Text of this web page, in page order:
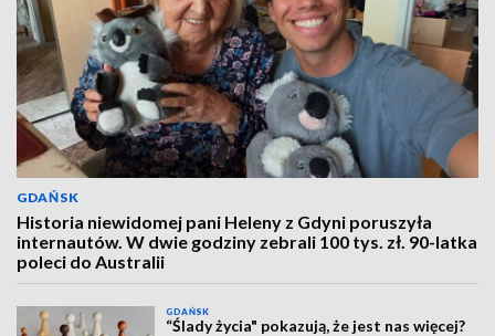
GDAŃSK
Historia niewidomej pani Heleny z Gdyni poruszyła
internautów. W dwie godziny zebrali 100 tys. zł. 90-latka
poleci do Australii
GDAŃSK
“Ślady życia" pokazują, że jest nas więcej?